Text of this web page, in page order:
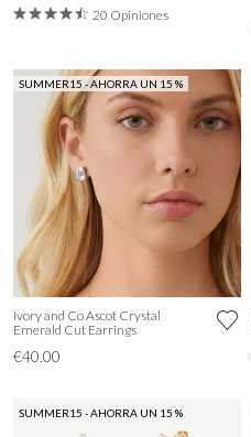
20 Opiniones
SUMMER15 - AHORRA UN 15 %
Ivory and Co Ascot Crystal
Emerald Cut Earrings
€40.00
SUMMER15 - AHORRA UN 15 %